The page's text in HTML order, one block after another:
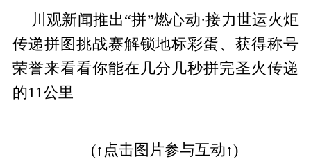
川观新闻推出“拼”燃心动·接力世运火炬
传递拼图挑战赛解锁地标彩蛋、获得称号
荣誉来看看你能在几分几秒拼完圣火传递
的11公里
(↑点击图片参与互动↑)